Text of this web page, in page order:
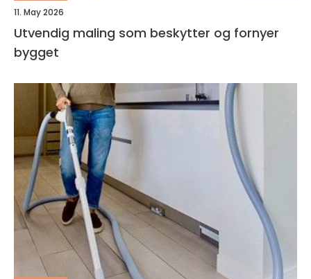
11. May 2026
Utvendig maling som beskytter og fornyer
bygget